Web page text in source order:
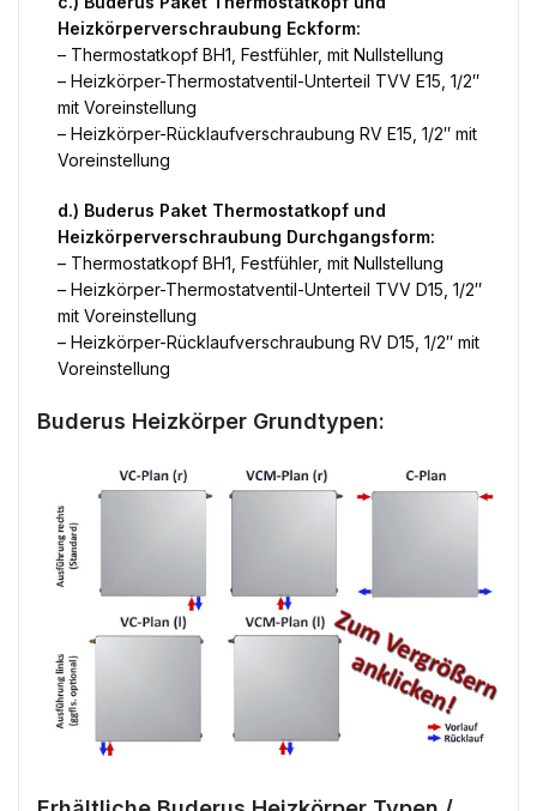
Heizkörperverschraubung Eckform:
– Thermostatkopf BH1, Festfühler, mit Nullstellung
– Heizkörper-Thermostatventil-Unterteil TVV E15, 1/2″
mit Voreinstellung
– Heizkörper-Rücklaufverschraubung RV E15, 1/2″ mit
Voreinstellung
d.) Buderus Paket Thermostatkopf und
Heizkörperverschraubung Durchgangsform:
– Thermostatkopf BH1, Festfühler, mit Nullstellung
– Heizkörper-Thermostatventil-Unterteil TVV D15, 1/2″
mit Voreinstellung
– Heizkörper-Rücklaufverschraubung RV D15, 1/2″ mit
Voreinstellung
Buderus Heizkörper Grundtypen: